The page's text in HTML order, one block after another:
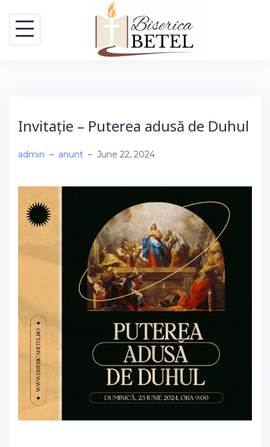
content
Invitație – Puterea adusă de Duhul
admin – anunt – June 22, 2024